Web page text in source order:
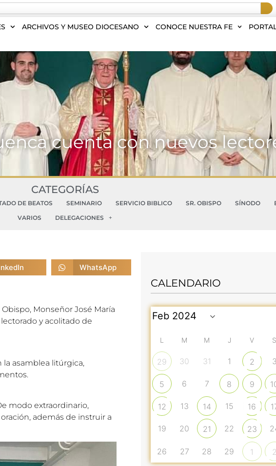
ARCHIVOS Y MUSEO DIOCESANO CONOCE NUESTRA FE
cuenta con nuevos
CATEGORÍAS
DE BEATOS SEMINARIO SERVICIO BIBLICO SR. OBISPO SÍNODO
VARIOS
DELEGACIONES
WhatsApp
Monseñor José María
y acolitado de
la asamblea litúrgica,
modo extraordinario,
además de instruir a
CALENDARIO
L M M J V S
29 30 31 1 2 3
5 6 7 8 9
12 13 14 15 16
19 20 21 22 23
26 27 28 29 1 2